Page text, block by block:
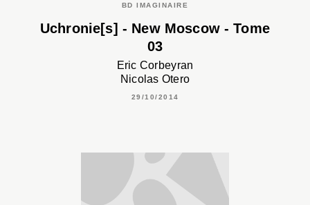
BD IMAGINAIRE
Uchronie[s] - New Moscow - Tome
03
Eric Corbeyran
Nicolas Otero
29/10/2014